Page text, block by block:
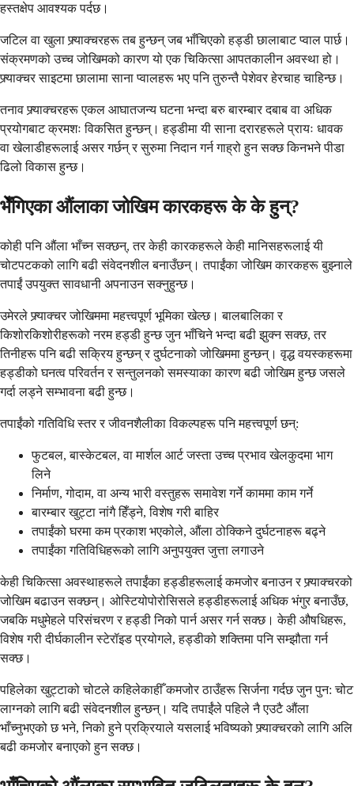
हस्तक्षेप आवश्यक पर्दछ।
जटिल वा खुला फ्र्याक्चरहरू तब हुन्छन् जब भाँचिएको हड्डी छालाबाट प्वाल पार्छ।
संक्रमणको उच्च जोखिमको कारण यो एक चिकित्सा आपतकालीन अवस्था हो।
फ्र्याक्चर साइटमा छालामा साना प्वालहरू भए पनि तुरुन्तै पेशेवर हेरचाह चाहिन्छ।
तनाव फ्र्याक्चरहरू एकल आघातजन्य घटना भन्दा बरु बारम्बार दबाब वा अधिक
प्रयोगबाट क्रमशः विकसित हुन्छन्। हड्डीमा यी साना दरारहरूले प्रायः धावक
वा खेलाडीहरूलाई असर गर्छन् र सुरुमा निदान गर्न गाह्रो हुन सक्छ किनभने पीडा
ढिलो विकास हुन्छ।
भेँगिएका औंलाका जोखिम कारकहरू के के हुन्?
कोही पनि औंला भाँच्न सक्छन्, तर केही कारकहरूले केही मानिसहरूलाई यी
चोटपटकको लागि बढी संवेदनशील बनाउँछन्। तपाईंका जोखिम कारकहरू बुझ्नाले
तपाईं उपयुक्त सावधानी अपनाउन सक्नुहुन्छ।
उमेरले फ्र्याक्चर जोखिममा महत्त्वपूर्ण भूमिका खेल्छ। बालबालिका र
किशोरकिशोरीहरूको नरम हड्डी हुन्छ जुन भाँचिने भन्दा बढी झुक्न सक्छ, तर
तिनीहरू पनि बढी सक्रिय हुन्छन् र दुर्घटनाको जोखिममा हुन्छन्। वृद्ध वयस्कहरूमा
हड्डीको घनत्व परिवर्तन र सन्तुलनको समस्याका कारण बढी जोखिम हुन्छ जसले
गर्दा लड्ने सम्भावना बढी हुन्छ।
तपाईंको गतिविधि स्तर र जीवनशैलीका विकल्पहरू पनि महत्त्वपूर्ण छन्:
फुटबल, बास्केटबल, वा मार्शल आर्ट जस्ता उच्च प्रभाव खेलकुदमा भाग
लिने
निर्माण, गोदाम, वा अन्य भारी वस्तुहरू समावेश गर्ने काममा काम गर्ने
बारम्बार खुट्टा नांगै हिँड्ने, विशेष गरी बाहिर
तपाईंको घरमा कम प्रकाश भएकोले, औंला ठोक्किने दुर्घटनाहरू बढ्ने
तपाईंका गतिविधिहरूको लागि अनुपयुक्त जुत्ता लगाउने
केही चिकित्सा अवस्थाहरूले तपाईंका हड्डीहरूलाई कमजोर बनाउन र फ्र्याक्चरको
जोखिम बढाउन सक्छन्। ओस्टियोपोरोसिसले हड्डीहरूलाई अधिक भंगुर बनाउँछ,
जबकि मधुमेहले परिसंचरण र हड्डी निको पार्न असर गर्न सक्छ। केही औषधिहरू,
विशेष गरी दीर्घकालीन स्टेरॉइड प्रयोगले, हड्डीको शक्तिमा पनि सम्झौता गर्न
सक्छ।
पहिलेका खुट्टाको चोटले कहिलेकाहीँ कमजोर ठाउँहरू सिर्जना गर्दछ जुन पुन: चोट
लाग्नको लागि बढी संवेदनशील हुन्छन्। यदि तपाईंले पहिले नै एउटै औंला
भाँच्नुभएको छ भने, निको हुने प्रक्रियाले यसलाई भविष्यको फ्र्याक्चरको लागि अलि
बढी कमजोर बनाएको हुन सक्छ।